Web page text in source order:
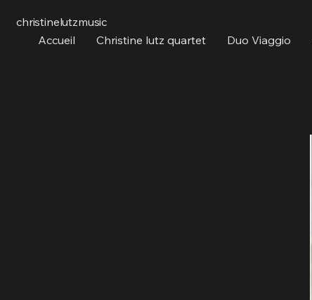
christinelutzmusic
Accueil
Christine lutz quartet Duo Viaggio